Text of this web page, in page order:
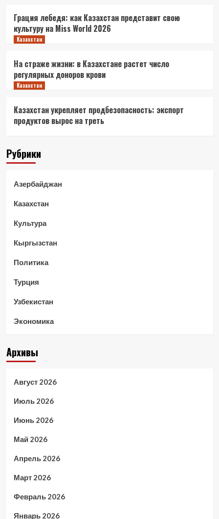
Грация лебедя: как Казахстан представит свою
культуру на Miss World 2026
Казахстан
На страже жизни: в Казахстане растет число
регулярных доноров крови
Казахстан
Казахстан укрепляет продбезопасность: экспорт
продуктов вырос на треть
Рубрики
Азербайджан
Казахстан
Культура
Кыргызстан
Политика
Турция
Узбекистан
Экономика
Архивы
Август 2026
Июль 2026
Июнь 2026
Май 2026
Апрель 2026
Март 2026
Февраль 2026
Январь 2026